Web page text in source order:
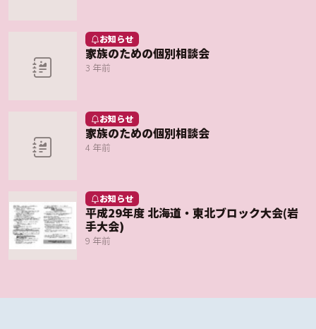
お知らせ
家族のための個別相談会
3 年前
お知らせ
家族のための個別相談会
4 年前
お知らせ
平成29年度 北海道・東北ブロック大会(岩
手大会)
9 年前